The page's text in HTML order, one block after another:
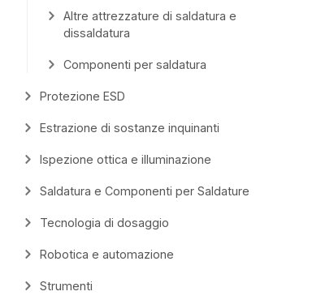
Altre attrezzature di saldatura e
dissaldatura
Componenti per saldatura
Protezione ESD
Estrazione di sostanze inquinanti
Ispezione ottica e illuminazione
Saldatura e Componenti per Saldature
Tecnologia di dosaggio
Robotica e automazione
Strumenti